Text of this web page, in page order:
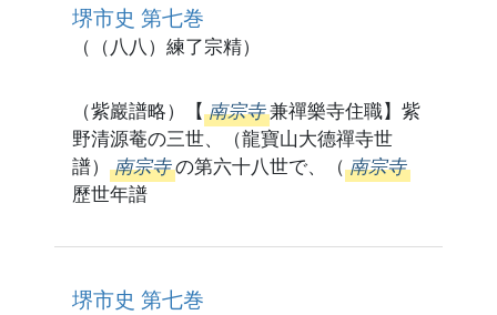
堺市史 第七巻
（（八八）練了宗精）
（紫巖譜略）【 南宗寺 兼禪樂寺住職】紫
野清源菴の三世、（龍寶山大德禪寺世
譜） 南宗寺 の第六十八世で、（ 南宗寺
歷世年譜
堺市史 第七巻